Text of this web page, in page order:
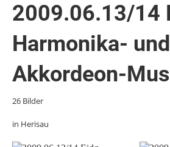
2009.06.13/14
Harmonika- und
Akkordeon-
26 Bilder
in Herisau